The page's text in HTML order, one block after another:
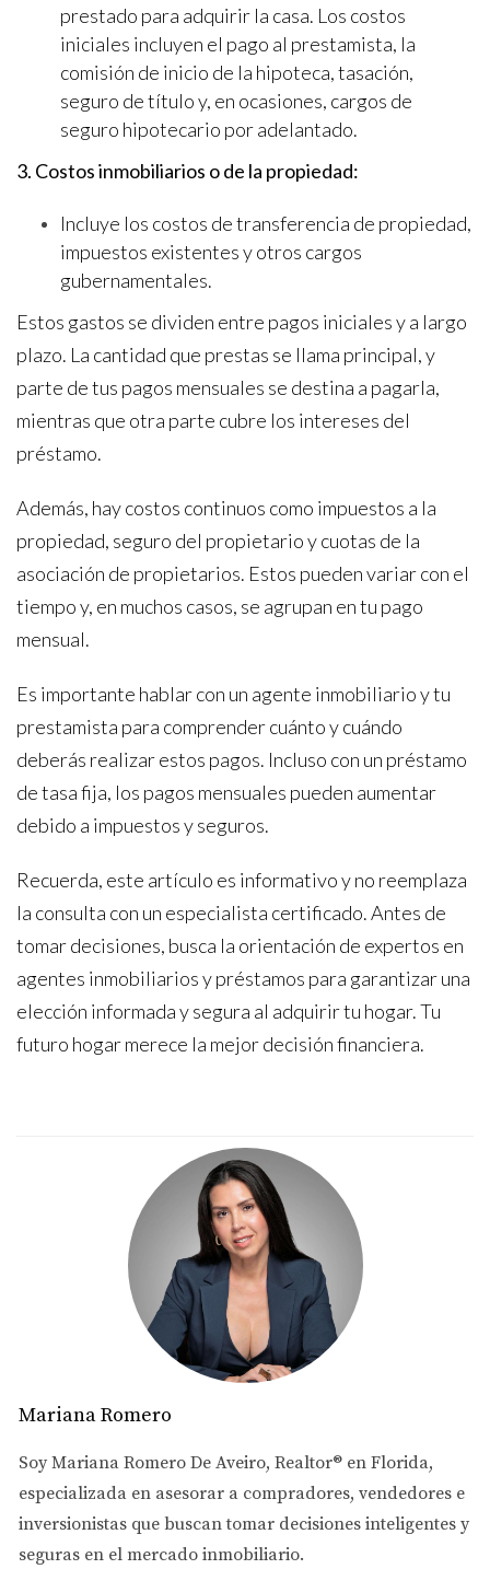
prestado para adquirir la casa. Los costos
iniciales incluyen el pago al prestamista, la
comisión de inicio de la hipoteca, tasación,
seguro de título y, en ocasiones, cargos de
seguro hipotecario por adelantado.
3. Costos inmobiliarios o de la propiedad:
Incluye los costos de transferencia de propiedad,
impuestos existentes y otros cargos
gubernamentales.
Estos gastos se dividen entre pagos iniciales y a largo
plazo. La cantidad que prestas se llama principal, y
parte de tus pagos mensuales se destina a pagarla,
mientras que otra parte cubre los intereses del
préstamo.
Además, hay costos continuos como impuestos a la
propiedad, seguro del propietario y cuotas de la
asociación de propietarios. Estos pueden variar con el
tiempo y, en muchos casos, se agrupan en tu pago
mensual.
Es importante hablar con un agente inmobiliario y tu
prestamista para comprender cuánto y cuándo
deberás realizar estos pagos. Incluso con un préstamo
de tasa fija, los pagos mensuales pueden aumentar
debido a impuestos y seguros.
Recuerda, este artículo es informativo y no reemplaza
la consulta con un especialista certificado. Antes de
tomar decisiones, busca la orientación de expertos en
agentes inmobiliarios y préstamos para garantizar una
elección informada y segura al adquirir tu hogar. Tu
futuro hogar merece la mejor decisión financiera.
Mariana Romero
Soy Mariana Romero De Aveiro, Realtor® en Florida,
especializada en asesorar a compradores, vendedores e
inversionistas que buscan tomar decisiones inteligentes y
seguras en el mercado inmobiliario.